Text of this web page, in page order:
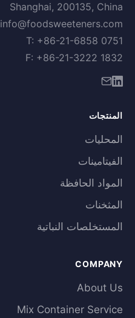
Shanghai, 200135, China
info@foodsweeteners.com
T: +86-21-6858 0751
F: +86-21-3222 1832
المنتجات
المحليات
الفيتامينات
المواد الحافظة
المثخنات
المستخلصات النباتية
COMPANY
About Us
Mix Container Service